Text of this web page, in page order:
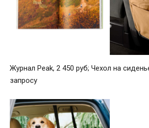
Журнал Peak, 2 450 руб; Чехол на
запросу